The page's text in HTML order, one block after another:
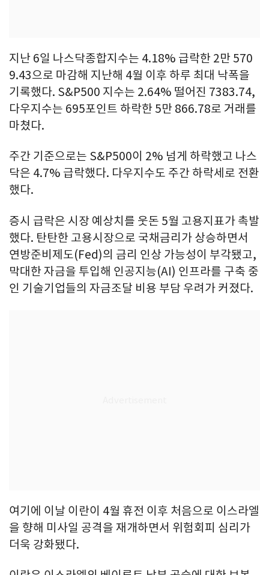
지난 6일 나스닥종합지수는 4.18% 급락한 2만 570
9.43으로 마감해 지난해 4월 이후 하루 최대 낙폭을
기록했다. S&P500 지수는 2.64% 떨어진 7383.74,
다우지수는 695포인트 하락한 5만 866.78로 거래를
마쳤다.
주간 기준으로는 S&P500이 2% 넘게 하락했고 나스
닥은 4.7% 급락했다. 다우지수도 주간 하락세로 전환
했다.
증시 급락은 시장 예상치를 웃돈 5월 고용지표가 촉발
했다. 탄탄한 고용시장으로 국채금리가 상승하면서
연방준비제도(Fed)의 금리 인상 가능성이 부각됐고,
막대한 자금을 투입해 인공지능(AI) 인프라를 구축 중
인 기술기업들의 자금조달 비용 부담 우려가 커졌다.
여기에 이날 이란이 4월 휴전 이후 처음으로 이스라엘
을 향해 미사일 공격을 재개하면서 위험회피 심리가
더욱 강화됐다.